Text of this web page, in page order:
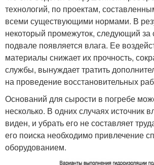
технологий, по проектам,
всеми существующими нормами. В
некоторый промежуток, следующий за
подвале появляется влага. Ее
материалы снижает их прочность,
службы, вынуждает тратить
на проведение восстановительных
Оснований для сырости в погребе
несколько. В одних случаях источник
виден, и убрать его не составляет
его поиска необходимо привлечение
оборудованием.